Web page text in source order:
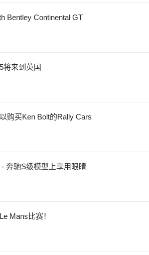
Bentley Continental GT
将来到英国
购买Ken Bolt的Rally Cars
奔驰S级模型上享用眼睛
Mans比赛！